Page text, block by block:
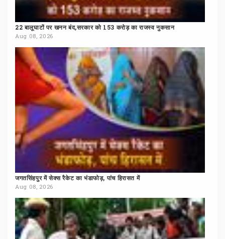
22 बालूघाटों पर खनन बंद,सरकार को 153 करोड़ का राजस्व नुकसान
Aug 08, 2026
जगतसिंहपुर में सेक्स रैकेट का भंडाफोड़, पांच हिरासत में
Aug 08, 2026